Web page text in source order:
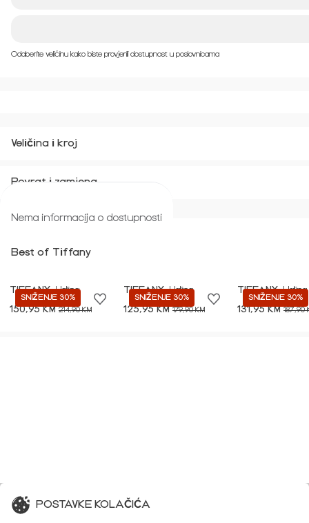
Nema informacija o dostupnosti
Odaberite veličinu kako biste provjerili dostupnost u poslovnicama
Veličina i kroj
Povrat i zamjena
Best of Tiffany
SNIŽENJE 30%
TIFFANY Haljina
150,95 KM214,90 KM
SNIŽENJE 30%
TIFFANY Haljina
125,95 KM179,90 KM
SNIŽENJE 30%
TIFFANY Haljina
131,95 KM187,90
POSTAVKE KOLAČIĆA